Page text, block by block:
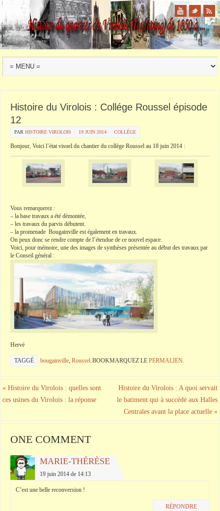
Histoire du Virolois : Collége Roussel épisode
12
PAR HISTOIRE VIROLOIS 19 JUIN 2014 COLLÉGE
Bonjour, Voici l’état visuel du chantier du collège Roussel au 18 juin 2014 :
Vous remarquerez :
– la base travaux a été démontée,
– les travaux du parvis débutent.
– la promenade Bougainville est également en travaux.
On peux donc se rendre compte de l’étendue de ce nouvel espace.
Voici, pour mémoire, une des images de synthèses présentée au début des travaux par
le Conseil général :
Hervé
TAGGÉ bougainville, Roussel.BOOKMARQUEZ LE PERMALIEN.
« Histoire du Virolois : quelles sont
ces usines du Virolois : la réponse
Histoire du Virolois : A quoi servait
le batiment qui à succédé aux Halles
Centrales avant la place actuelle »
ONE COMMENT
MARIE-THÉRÈSE
19 juin 2014 de 14:13
C’est une belle reconversion !
RÉPONDRE